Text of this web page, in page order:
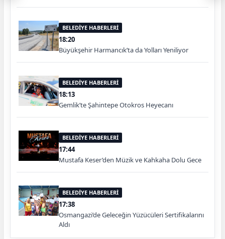
BELEDİYE HABERLERİ
18:20
Büyükşehir Harmancık’ta da Yolları Yeniliyor
BELEDİYE HABERLERİ
18:13
Gemlik’te Şahintepe Otokros Heyecanı
BELEDİYE HABERLERİ
17:44
Mustafa Keser’den Müzik ve Kahkaha Dolu Gece
BELEDİYE HABERLERİ
17:38
Osmangazi’de Geleceğin Yüzücüleri Sertifikalarını
Aldı